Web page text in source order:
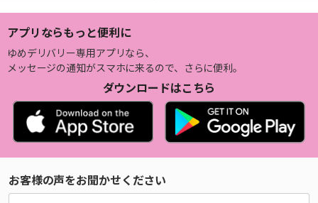
アプリならもっと便利に
ゆめデリバリー専用アプリなら、
メッセージの通知がスマホに来るので、さらに便利。
ダウンロードはこちら
お客様の声をお聞かせください